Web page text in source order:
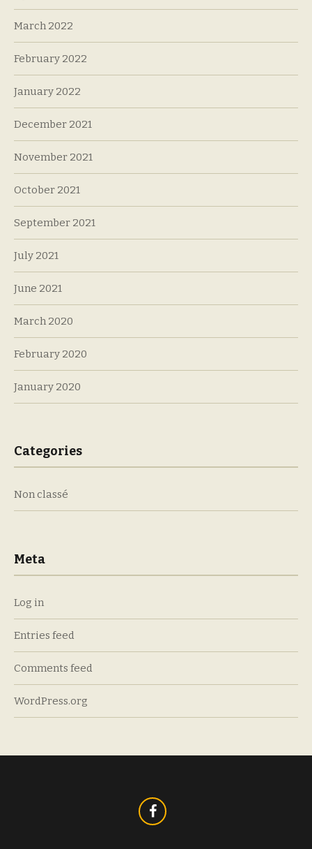
March 2022
February 2022
January 2022
December 2021
November 2021
October 2021
September 2021
July 2021
June 2021
March 2020
February 2020
January 2020
Categories
Non classé
Meta
Log in
Entries feed
Comments feed
WordPress.org